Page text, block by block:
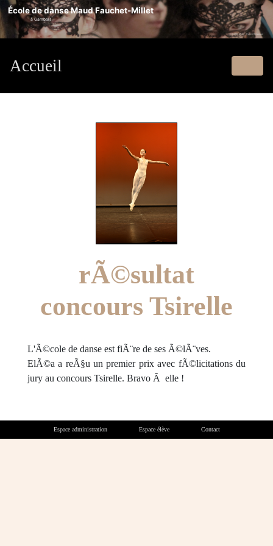
École de danse Maud Fauchet-Millet
à Gambais
Crédit photo : Franck Benausse
Accueil
rÃ©sultat
concours Tsirelle
L'Ã©cole de danse est fiÃ¨re de ses Ã©lÃ¨ves.
ElÃ©a a reÃ§u un premier prix avec fÃ©licitations du
jury au concours Tsirelle. Bravo Ã elle !
Espace administration Espace élève Contact